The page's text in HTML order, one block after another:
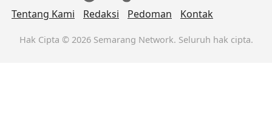
Tentang Kami Redaksi Pedoman Kontak
Hak Cipta © 2026 Semarang Network. Seluruh hak cipta.